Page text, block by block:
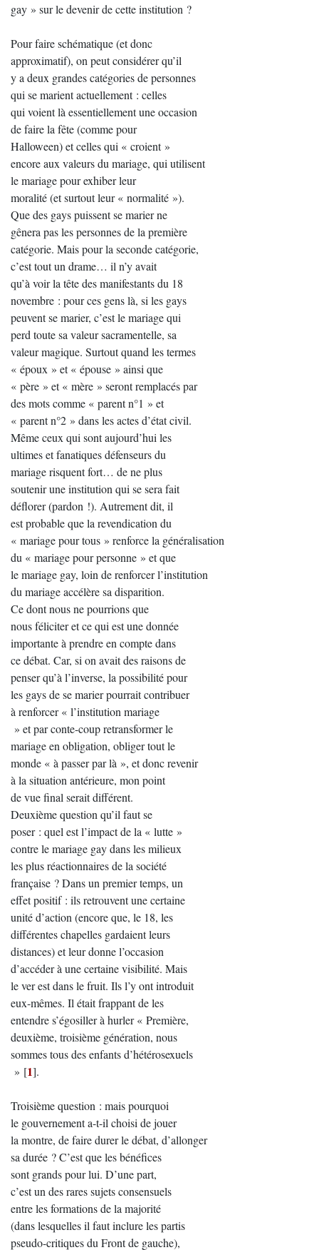
gay » sur le devenir de cette institution ?
Pour faire schématique (et donc
approximatif), on peut considérer qu’il
y a deux grandes catégories de personnes
qui se marient actuellement : celles
qui voient là essentiellement une occasion
de faire la fête (comme pour
Halloween) et celles qui « croient »
encore aux valeurs du mariage, qui utilisent
le mariage pour exhiber leur
moralité (et surtout leur « normalité »).
Que des gays puissent se marier ne
gênera pas les personnes de la première
catégorie. Mais pour la seconde catégorie,
c’est tout un drame… il n’y avait
qu’à voir la tête des manifestants du 18
novembre : pour ces gens là, si les gays
peuvent se marier, c’est le mariage qui
perd toute sa valeur sacramentelle, sa
valeur magique. Surtout quand les termes
« époux » et « épouse » ainsi que
« père » et « mère » seront remplacés par
des mots comme « parent n°1 » et
« parent n°2 » dans les actes d’état civil.
Même ceux qui sont aujourd’hui les
ultimes et fanatiques défenseurs du
mariage risquent fort… de ne plus
soutenir une institution qui se sera fait
déflorer (pardon !). Autrement dit, il
est probable que la revendication du
« mariage pour tous » renforce la généralisation
du « mariage pour personne » et que
le mariage gay, loin de renforcer l’institution
du mariage accélère sa disparition.
Ce dont nous ne pourrions que
nous féliciter et ce qui est une donnée
importante à prendre en compte dans
ce débat. Car, si on avait des raisons de
penser qu’à l’inverse, la possibilité pour
les gays de se marier pourrait contribuer
à renforcer « l’institution mariage
» et par conte-coup retransformer le
mariage en obligation, obliger tout le
monde « à passer par là », et donc revenir
à la situation antérieure, mon point
de vue final serait différent.
Deuxième question qu’il faut se
poser : quel est l’impact de la « lutte »
contre le mariage gay dans les milieux
les plus réactionnaires de la société
française ? Dans un premier temps, un
effet positif : ils retrouvent une certaine
unité d’action (encore que, le 18, les
différentes chapelles gardaient leurs
distances) et leur donne l’occasion
d’accéder à une certaine visibilité. Mais
le ver est dans le fruit. Ils l’y ont introduit
eux-mêmes. Il était frappant de les
entendre s’égosiller à hurler « Première,
deuxième, troisième génération, nous
sommes tous des enfants d’hétérosexuels
» [1].
Troisième question : mais pourquoi
le gouvernement a-t-il choisi de jouer
la montre, de faire durer le débat, d’allonger
sa durée ? C’est que les bénéfices
sont grands pour lui. D’une part,
c’est un des rares sujets consensuels
entre les formations de la majorité
(dans lesquelles il faut inclure les partis
pseudo-critiques du Front de gauche),